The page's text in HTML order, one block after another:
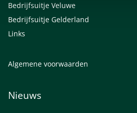
Bedrijfsuitje Veluwe
Bedrijfsuitje Gelderland
Links
Algemene voorwaarden
Nieuws